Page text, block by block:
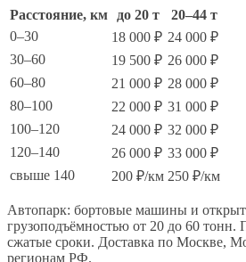
Расстояние, км до 20 т
20–44 т
0–30
18 000 ₽ 24 000 ₽
30–60
19 500 ₽ 26 000 ₽
60–80
21 000 ₽ 28 000 ₽
80–100
22 000 ₽ 31 000 ₽
100–120
24 000 ₽ 32 000 ₽
120–140
26 000 ₽ 33 000 ₽
свыше 140
200 ₽/км 250 ₽/км
Автопарк: бортовые машины и
грузоподъёмностью от 20 до 60
сжатые сроки. Доставка по Москве,
регионам РФ.